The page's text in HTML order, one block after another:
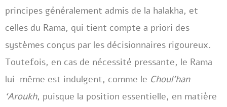
principes généralement admis de la halakha, et
celles du Rama, qui tient compte a priori des
systèmes conçus par les décisionnaires rigoureux.
Toutefois, en cas de nécessité pressante, le Rama
lui-même est indulgent, comme le Choul’han
‘Aroukh, puisque la position essentielle, en matière